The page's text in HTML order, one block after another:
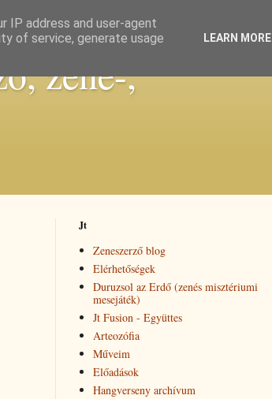
zene-,
Jt
Zeneszerző blog
Elérhetőségek
Duruzsol az Erdő (zenés misztériumi
mesejáték)
Jt Fusion - Együttes
Arteozófia
Műveim
Előadások
Hangverseny archívum
IP address and user-agent
of service, generate usage
LEARN MORE